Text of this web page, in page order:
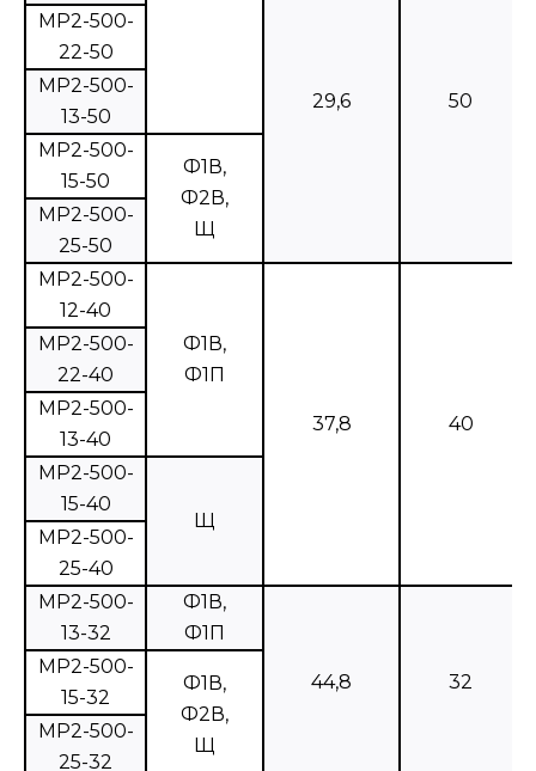
29,6 50
МР2-500-
22-50
МР2-500-
13-50
МР2-500-
15-50
Ф1В,
Ф2В,
Щ
МР2-500-
25-50
МР2-500-
12-40
Ф1В,
Ф1П
37,8 40
MP2-500-
22-40
МР2-500-
13-40
МР2-500-
15-40
Щ
МР2-500-
25-40
МР2-500-
13-32
Ф1В,
Ф1П
44,8 32
МР2-500-
15-32
Ф1В,
Ф2В,
Щ
МР2-500-
25-32